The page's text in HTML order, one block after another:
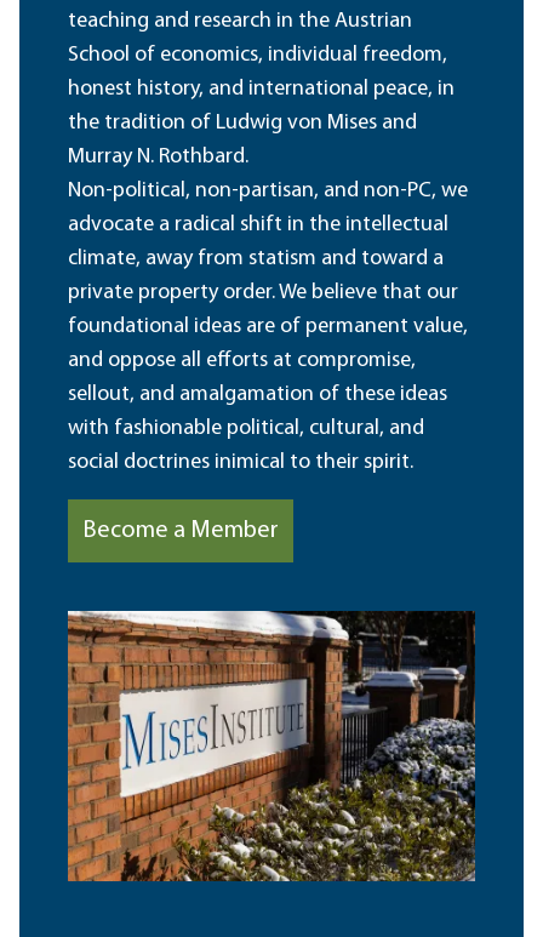
teaching and research in the Austrian
School of economics, individual freedom,
honest history, and international peace, in
the tradition of Ludwig von Mises and
Murray N. Rothbard.
Non-political, non-partisan, and non-PC, we
advocate a radical shift in the intellectual
climate, away from statism and toward a
private property order. We believe that our
foundational ideas are of permanent value,
and oppose all efforts at compromise,
sellout, and amalgamation of these ideas
with fashionable political, cultural, and
social doctrines inimical to their spirit.
Become a Member